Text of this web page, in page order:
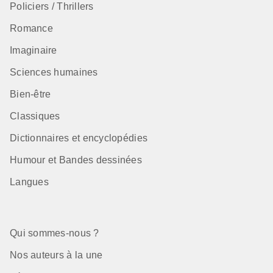
Policiers / Thrillers
Romance
Imaginaire
Sciences humaines
Bien-être
Classiques
Dictionnaires et encyclopédies
Humour et Bandes dessinées
Langues
Qui sommes-nous ?
Nos auteurs à la une